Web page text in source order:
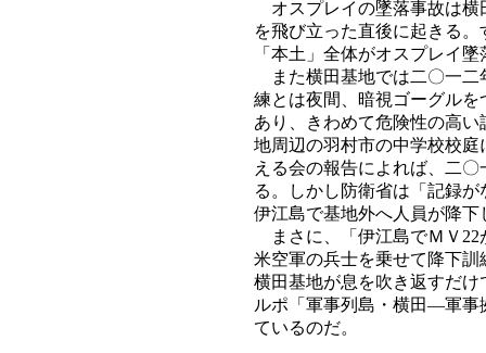
オスプレイの墜落事故は横
を飛び立った直後に起きる
「本土」全体がオスプレイ
また横田基地では二〇一二
練とは夜間、暗視ゴーグル
あり、きわめて危険性の高
地周辺の羽村市の中学校校
える会の報告によれば、二
る。しかし防衛省は「記録
伊江島で基地外へ人員が降
まさに、「伊江島でＭＶ22
米空軍の兵士を乗せて降下
横田基地が息を吹き返すだ
ルポ「軍事列島・横田―軍
ているのだ。